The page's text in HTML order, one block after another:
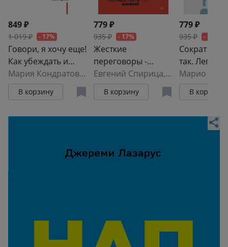
849 ₽
1 019 ₽ - 17%
Говори, я хочу еще!
Как убеждать и
достигать своих
целей
Мария Кондратович
В корзину
779 ₽
935 ₽ - 17%
Жесткие
переговоры -
кремлевский
формат. Как
противостоять
Евгений Спирица, Михаил
В корзину
779 ₽
935 ₽ - 17%
Сократ
так.
подход
философа к
искусству
Марио
В корзину